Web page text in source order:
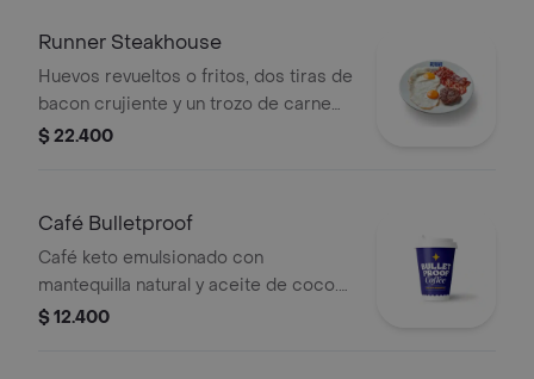
Runner Steakhouse
Huevos revueltos o fritos, dos tiras de
bacon crujiente y un trozo de carne
Angus. Un gran desayuno proteico
$ 22.400
Café Bulletproof
Café keto emulsionado con
mantequilla natural y aceite de coco.
Diseñado y comprobado para que
$ 12.400